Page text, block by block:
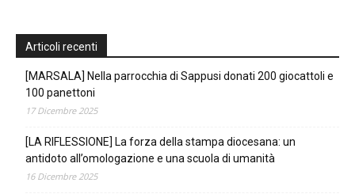
Articoli recenti
[MARSALA] Nella parrocchia di Sappusi donati 200 giocattoli e
100 panettoni
17 Dicembre 2025
[LA RIFLESSIONE] La forza della stampa diocesana: un
antidoto all’omologazione e una scuola di umanità
16 Dicembre 2025